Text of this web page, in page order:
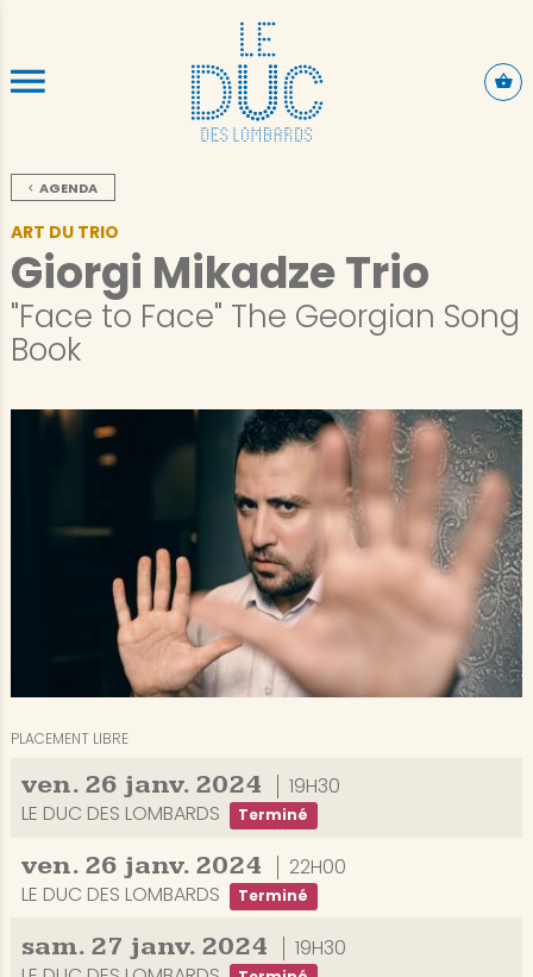
SKIP TO CONTENT
AGENDA
ART DU TRIO
Giorgi Mikadze Trio
"Face to Face" The Georgian Song
Book
PLACEMENT LIBRE
ven. 26 janv. 2024
19H30
LE DUC DES LOMBARDS
Terminé
ven. 26 janv. 2024
22H00
LE DUC DES LOMBARDS
Terminé
sam. 27 janv. 2024
19H30